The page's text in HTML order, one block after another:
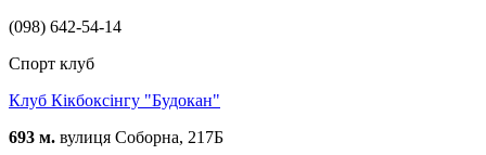
(098) 642-54-14
Спорт клуб
Клуб Кікбоксінгу "Будокан"
693 м. вулиця Соборна, 217Б